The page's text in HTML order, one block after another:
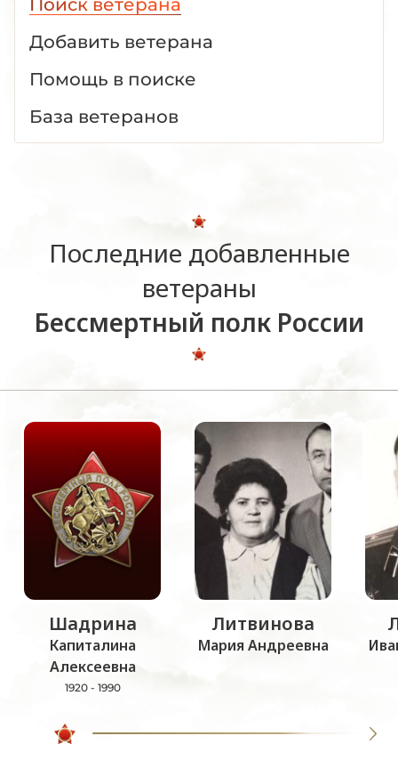
Поиск ветерана
Добавить ветерана
Помощь в поиске
База ветеранов
Последние добавленные
ветераны
Бессмертный полк России
Шадрина
Капиталина
Алексеевна
1920 - 1990
Литвинова
Мария Андреевна